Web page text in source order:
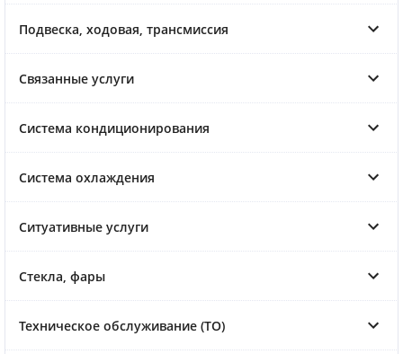
Подвеска, ходовая, трансмиссия
Связанные услуги
Система кондиционирования
Система охлаждения
Ситуативные услуги
Стекла, фары
Техническое обслуживание (ТО)